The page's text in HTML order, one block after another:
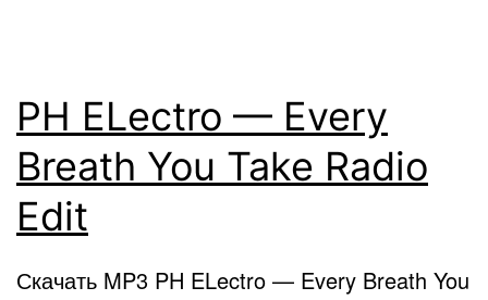
PH ELectro — Every
Breath You Take Radio
Edit
Скачать MP3 PH ELectro — Every Breath You